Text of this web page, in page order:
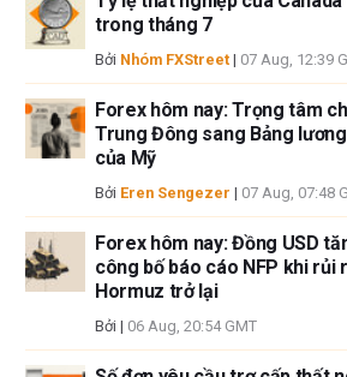
trong tháng 7
Bởi Nhóm FXStreet | 07 Aug, 12:39
Forex hôm nay: Trọng tâm
Trung Đông sang Bảng
của Mỹ
Bởi Eren Sengezer | 07 Aug, 07:48
Forex hôm nay: Đồng USD
công bố báo cáo NFP khi rủi
Hormuz trở lại
Bởi | 06 Aug, 20:54 GMT